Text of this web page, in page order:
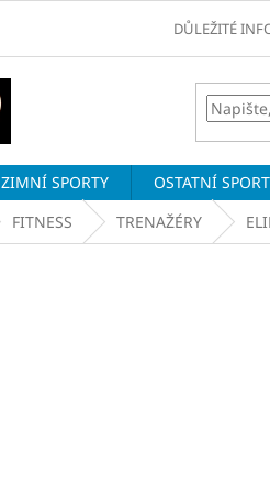
DŮLEŽITÉ
ZIMNÍ SPORTY OSTATNÍ
FITNESS TRENAŽÉRY